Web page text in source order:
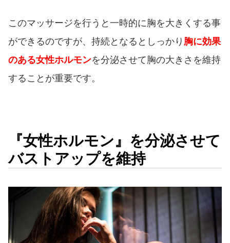
このマッサージを行うと一時的に胸を大きくする事
ができるのですが、持続となるとしっかり 胸に効果
のある女性ホルモンを分泌させて胸の大きさを維持
することが重要です。
『女性ホルモン』を分泌させて
バストアップを維持